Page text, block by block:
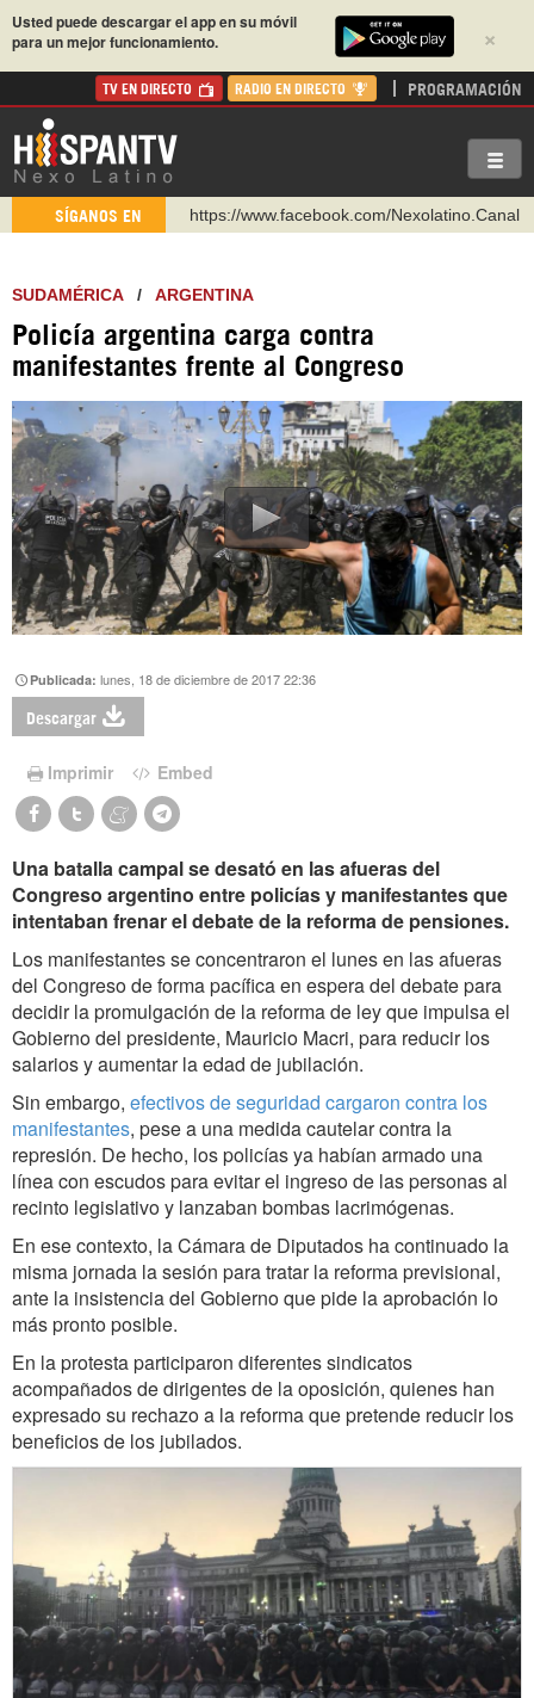
×
Usted puede descargar el app en su móvil
para un mejor funcionamiento.
TV EN DIRECTO RADIO EN DIRECTO PROGRAMACIÓN
SÍGANOS EN https://www.facebook.com/Nexolatino.Canal
https://www.youtube.com/@nexo_latino
https://t.me/hispantvcanal
https://urmedium.com/c/hispantv
WhatsApp y Viber: +98 921 79 29 404
Instagram como: hispan_tv
SUDAMÉRICA/ ARGENTINA
Policía argentina carga contra
manifestantes frente al Congreso
Publicada:lunes, 18 de diciembre de 2017 22:36
Descargar
Imprimir Embed
Una batalla campal se desató en las afueras del
Congreso argentino entre policías y manifestantes que
intentaban frenar el debate de la reforma de pensiones.
Los manifestantes se concentraron el lunes en las afueras
del Congreso de forma pacífica en espera del debate para
decidir la promulgación de la reforma de ley que impulsa el
Gobierno del presidente, Mauricio Macri, para reducir los
salarios y aumentar la edad de jubilación.
Sin embargo, efectivos de seguridad cargaron contra los
manifestantes, pese a una medida cautelar contra la
represión. De hecho, los policías ya habían armado una
línea con escudos para evitar el ingreso de las personas al
recinto legislativo y lanzaban bombas lacrimógenas.
En ese contexto, la Cámara de Diputados ha continuado la
misma jornada la sesión para tratar la reforma previsional,
ante la insistencia del Gobierno que pide la aprobación lo
más pronto posible.
En la protesta participaron diferentes sindicatos
acompañados de dirigentes de la oposición, quienes han
expresado su rechazo a la reforma que pretende reducir los
beneficios de los jubilados.